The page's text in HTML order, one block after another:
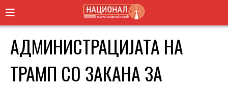
АДМИНИСТРАЦИЈАТА НА
ТРАМП СО ЗАКАНА ЗА